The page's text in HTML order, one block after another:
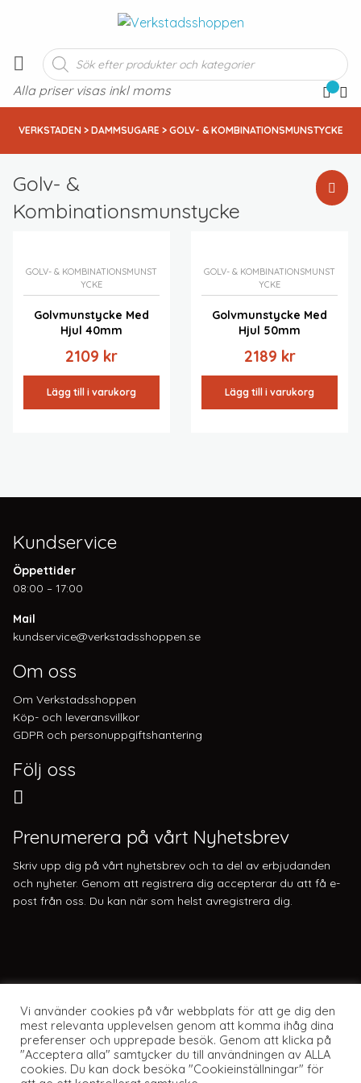
Alla priser visas inkl moms
Produktsökning
VERKSTADEN> DAMMSUGARE > GOLV- & KOMBINATIONSMUNSTYCKE
Golv- &
Kombinationsmunstycke
Standardsortering
Sortera efter pris: lågt till högt
Sortera efter pris: högt till lågt
GOLV- & KOMBINATIONSMUNST
YCKE
Golvmunstycke Med
Hjul 40mm
2109 kr
Lägg till i varukorg
GOLV- & KOMBINATIONSMUNST
YCKE
Golvmunstycke Med
Hjul 50mm
2189 kr
Lägg till i varukorg
Kundservice
Öppettider
08:00 – 17:00
Mail
kundservice@verkstadsshoppen.se
Om oss
Om Verkstadsshoppen
Köp- och leveransvillkor
GDPR och personuppgiftshantering
Följ oss
Prenumerera på vårt Nyhetsbrev
Skriv upp dig på vårt nyhetsbrev och ta del av erbjudanden
och nyheter. Genom att registrera dig accepterar du att få e-
post från oss. Du kan när som helst avregistrera dig.
Vi använder cookies på vår webbplats för att ge dig den
mest relevanta upplevelsen genom att komma ihåg dina
preferenser och upprepade besök. Genom att klicka på
"Acceptera alla" samtycker du till användningen av ALLA
cookies. Du kan dock besöka "Cookieinställningar" för